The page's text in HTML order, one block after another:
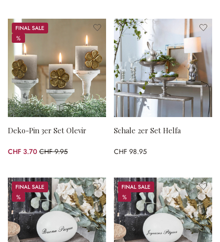
Sale
%
%
Deko-Pin 3er Set Olevir
CHF 3.70 CHF 9.95
(62.81% gespart)
Schale 2er Set Helfa
CHF 98.95
Sale
%
%
Sale
%
%